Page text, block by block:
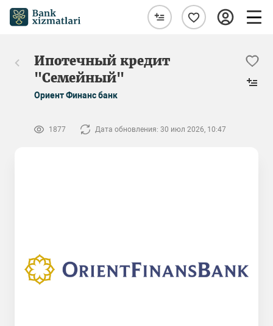
Ипотечный кредит
"Семейный"
Ориент Финанс банк
1877 Дата обновления: 30 июл 2026, 10:47